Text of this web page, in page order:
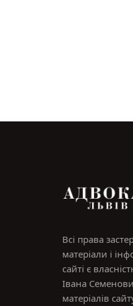
Всі права
матеріали і
сайті є
Івана
матеріалів